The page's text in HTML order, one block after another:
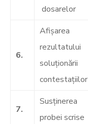
dosarelor
6.
Afişarea
rezultatului
soluţionării
contestaţiilor
7.
Susţinerea
probei scrise